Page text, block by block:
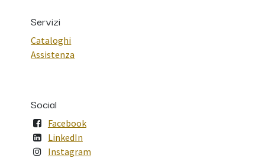
Servizi
Cataloghi
Assistenza
Social
Facebook
LinkedIn
Instagram